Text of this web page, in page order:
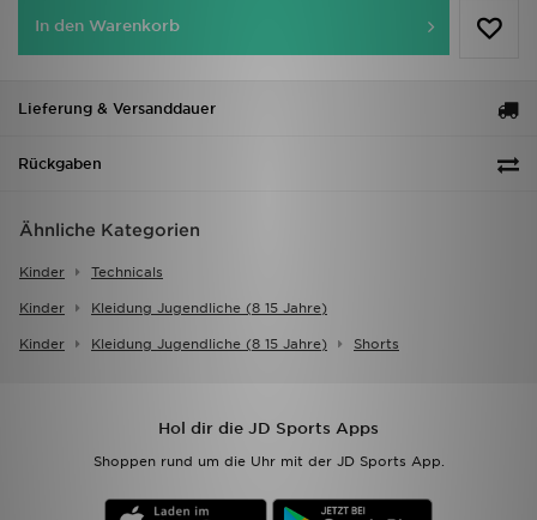
In den Warenkorb
Lieferung & Versanddauer
Rückgaben
Ähnliche Kategorien
Kinder Technicals
Kinder Kleidung Jugendliche (8 15 Jahre)
Kinder Kleidung Jugendliche (8 15 Jahre) Shorts
Hol dir die JD Sports Apps
Shoppen rund um die Uhr mit der JD Sports App.